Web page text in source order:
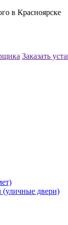
в Красноярске
Заказать
(уличные двери)